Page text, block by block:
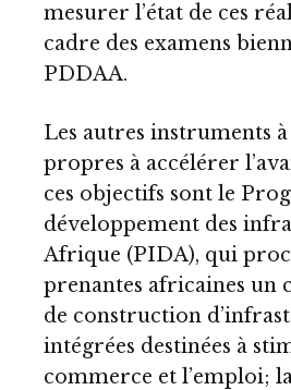
mesurer l’état de ces
cadre des examens
PDDAA.
Les autres instruments
propres à accélérer
ces objectifs sont le
développement des
Afrique (PIDA), qui
prenantes africaines un
de construction
intégrées destinées à
commerce et l’emploi;